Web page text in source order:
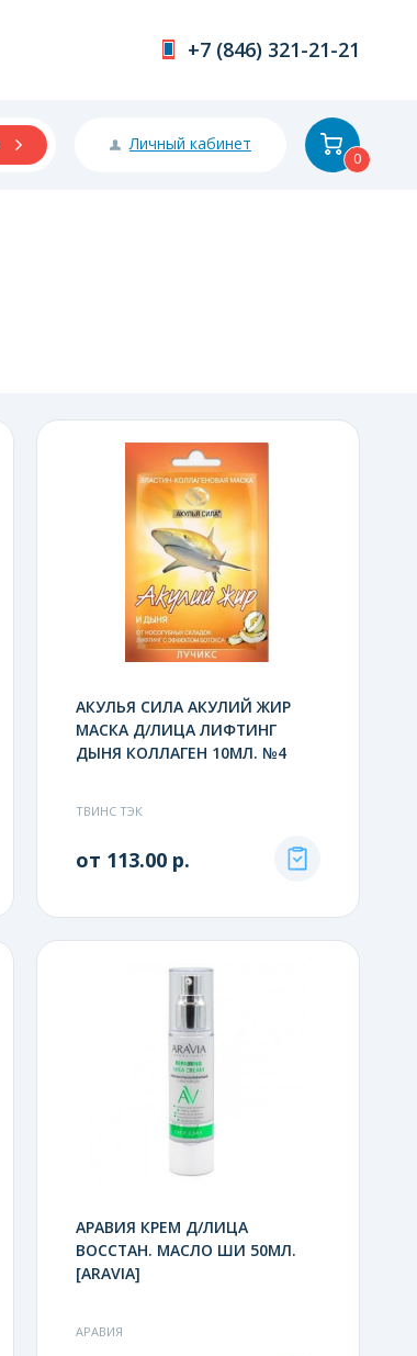
+7 (846) 321-21-21
Личный кабинет
0
АКУЛЬЯ СИЛА АКУЛИЙ ЖИР
МАСКА Д/ЛИЦА ЛИФТИНГ
ДЫНЯ КОЛЛАГЕН 10МЛ. №4
ТВИНС ТЭК
от 113.00 р.
АРАВИЯ КРЕМ Д/ЛИЦА
ВОССТАН. МАСЛО ШИ 50МЛ.
[ARAVIA]
АРАВИЯ